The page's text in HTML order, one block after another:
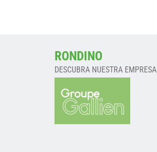
RONDINO
DESCUBRA NUESTRA EMPRESA